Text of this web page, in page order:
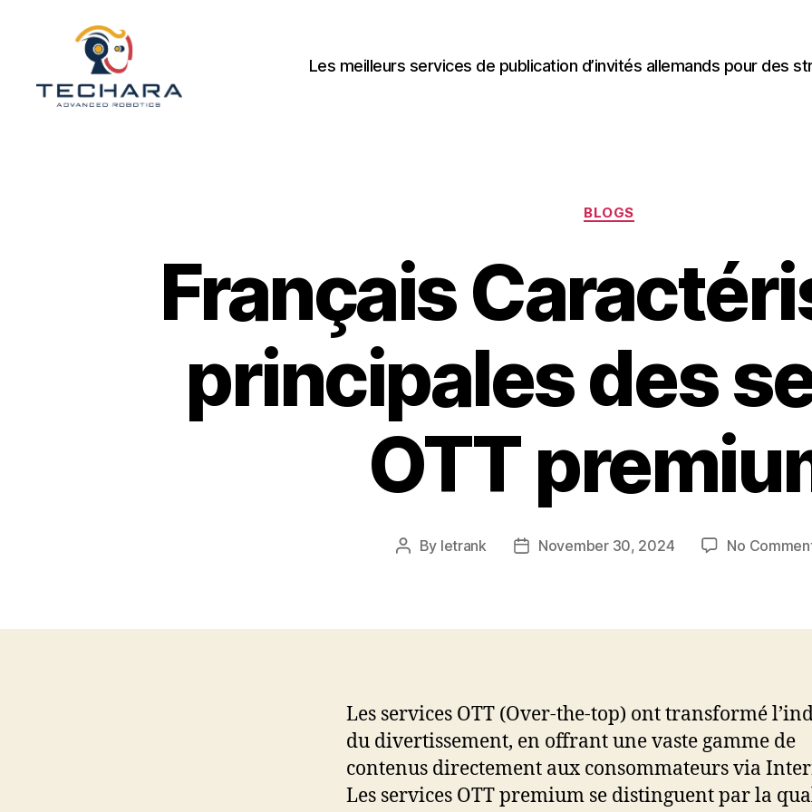
Les meilleurs services de publication d’invités allemands pour des
Categories
BLOGS
Français
principales des
OTT
Post
By letrank
PostNovember 30, 2024 No
Les services OTT (Over-the-top) ont transformé
du divertissement, en offrant une vaste gamme de
contenus directement aux consommateurs via
Les services OTT premium se distinguent par la